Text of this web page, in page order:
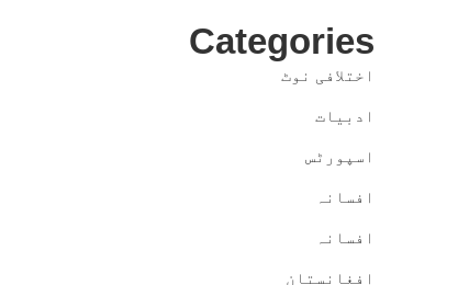
Categories
اختلافی نوٹ
ادبیات
اسپورٹس
افسانہ
افسانہ
افغانستان